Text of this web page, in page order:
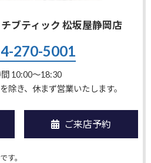
ブティック 松坂屋静岡店
270-5001
10:00〜18:30
除き、休まず営業いたします。
ご来店予約
す。